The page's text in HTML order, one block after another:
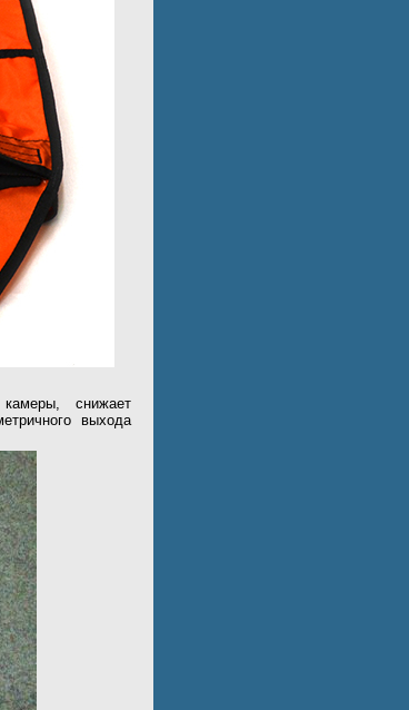
снижает
выхода